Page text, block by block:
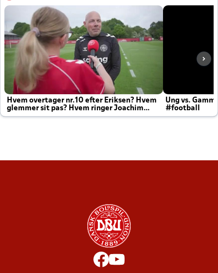
Hvem overtager nr.10 efter Eriksen? Hvem
glemmer sit pas? Hvem ringer Joachim
altid til efter kampe?
Ung vs.
#football